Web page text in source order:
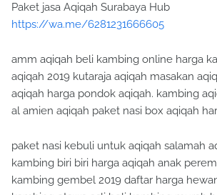
https://wa.me/6281231666605
aqiqah 2019 kutaraja aqiqah masakan
aqiqah harga pondok aqiqah. kambing
al amien aqiqah paket nasi box aqiqah
kambing biri biri harga aqiqah anak
kambing gembel 2019 daftar harga
kambing etawa asli beli kambing murah